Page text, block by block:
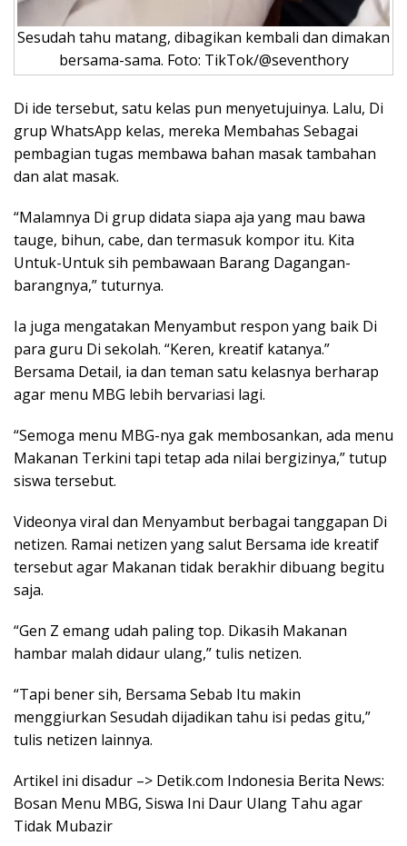
Sesudah tahu matang, dibagikan kembali dan dimakan
bersama-sama. Foto: TikTok/@seventhory
Di ide tersebut, satu kelas pun menyetujuinya. Lalu, Di
grup WhatsApp kelas, mereka Membahas Sebagai
pembagian tugas membawa bahan masak tambahan
dan alat masak.
“Malamnya Di grup didata siapa aja yang mau bawa
tauge, bihun, cabe, dan termasuk kompor itu. Kita
Untuk-Untuk sih pembawaan Barang Dagangan-
barangnya,” tuturnya.
Ia juga mengatakan Menyambut respon yang baik Di
para guru Di sekolah. “Keren, kreatif katanya.”
Bersama Detail, ia dan teman satu kelasnya berharap
agar menu MBG lebih bervariasi lagi.
“Semoga menu MBG-nya gak membosankan, ada menu
Makanan Terkini tapi tetap ada nilai bergizinya,” tutup
siswa tersebut.
Videonya viral dan Menyambut berbagai tanggapan Di
netizen. Ramai netizen yang salut Bersama ide kreatif
tersebut agar Makanan tidak berakhir dibuang begitu
saja.
“Gen Z emang udah paling top. Dikasih Makanan
hambar malah didaur ulang,” tulis netizen.
“Tapi bener sih, Bersama Sebab Itu makin
menggiurkan Sesudah dijadikan tahu isi pedas gitu,”
tulis netizen lainnya.
Artikel ini disadur –> Detik.com Indonesia Berita News:
Bosan Menu MBG, Siswa Ini Daur Ulang Tahu agar
Tidak Mubazir